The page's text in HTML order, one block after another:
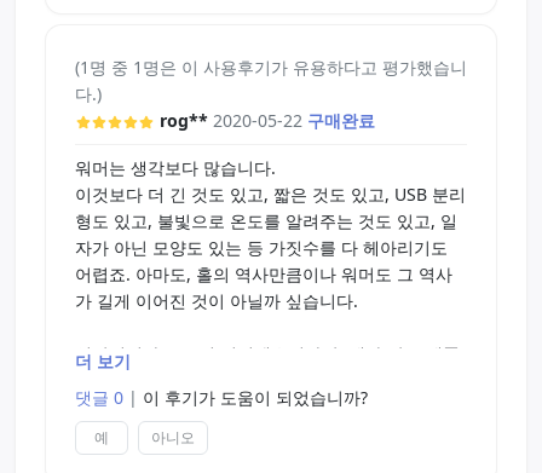
(1명 중 1명은 이 사용후기가 유용하다고 평가했습니
다.)
rog** 2020-05-22 구매완료
워머는 생각보다 많습니다.
이것보다 더 긴 것도 있고, 짧은 것도 있고, USB 분리
형도 있고, 불빛으로 온도를 알려주는 것도 있고, 일
자가 아닌 모양도 있는 등 가짓수를 다 헤아리기도
어렵죠. 아마도, 홀의 역사만큼이나 워머도 그 역사
가 길게 이어진 것이 아닐까 싶습니다.
일괄적이라고 보긴 어렵겠습니다만, 제가 받은 제품
뜨거워지지 않을 정도로 뎁혀도, '뜨거워서 화상을
입겠다'라기보다는 '전기장판을 약간 세게 틀었을 때
의 따뜻함과 뜨거움의 사이'라고 할 정도에 머물렀습
더 보기
댓글 0 | 이 후기가 도움이 되었습니까?
예 아니오